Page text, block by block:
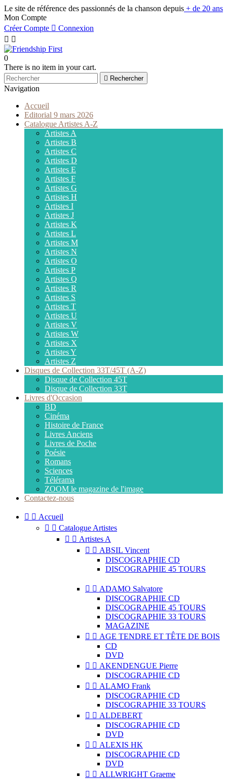
Le site de référence des passionnés de la chanson depuis + de 20 ans
Mon Compte
Créer Compte  Connexion
 
0
There is no item in your cart.
 Rechercher
Navigation
Accueil
Editorial 9 mars 2026
Catalogue Artistes A-Z
Artistes A
Artistes B
Artistes C
Artistes D
Artistes E
Artistes F
Artistes G
Artistes H
Artistes I
Artistes J
Artistes K
Artistes L
Artistes M
Artistes N
Artistes O
Artistes P
Artistes Q
Artistes R
Artistes S
Artistes T
Artistes U
Artistes V
Artistes W
Artistes X
Artistes Y
Artistes Z
Disques de Collection 33T/45T (A-Z)
Disque de Collection 45T
Disque de Collection 33T
Livres d'Occasion
BD
Cinéma
Histoire de France
Livres Anciens
Livres de Poche
Poésie
Romans
Sciences
Télérama
ZOOM le magazine de l'image
Contactez-nous
  Accueil
  Catalogue Artistes
  Artistes A
  ABSIL Vincent
DISCOGRAPHIE CD
DISCOGRAPHIE 45 TOURS
  ADAMO Salvatore
DISCOGRAPHIE CD
DISCOGRAPHIE 45 TOURS
DISCOGRAPHIE 33 TOURS
MAGAZINE
  AGE TENDRE ET TÊTE DE BOIS
CD
DVD
  AKENDENGUE Pierre
DISCOGRAPHIE CD
  ALAMO Frank
DISCOGRAPHIE CD
DISCOGRAPHIE 33 TOURS
  ALDEBERT
DISCOGRAPHIE CD
DVD
  ALEXIS HK
DISCOGRAPHIE CD
DVD
  ALLWRIGHT Graeme